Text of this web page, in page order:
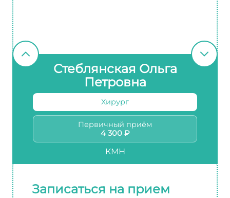
Стеблянская Ольга
Петровна
Хирург
Первичный приём
4 300 ₽
КМН
Записаться на прием